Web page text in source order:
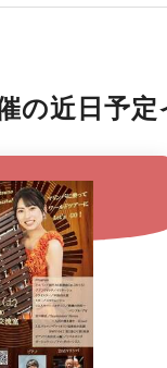
の近日予